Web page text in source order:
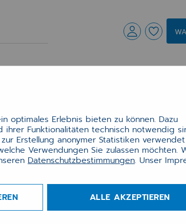
C2132 & XC2132
ist schüttelfrei
optimales Erlebnis bieten zu können. Dazu
Funktionalitäten technisch notwendig
Erstellung anonymer Statistiken verwendet
Verwendungen Sie zulassen möchten.
Datenschutzbestimmungen. Unser
ALLE AKZEPTIEREN